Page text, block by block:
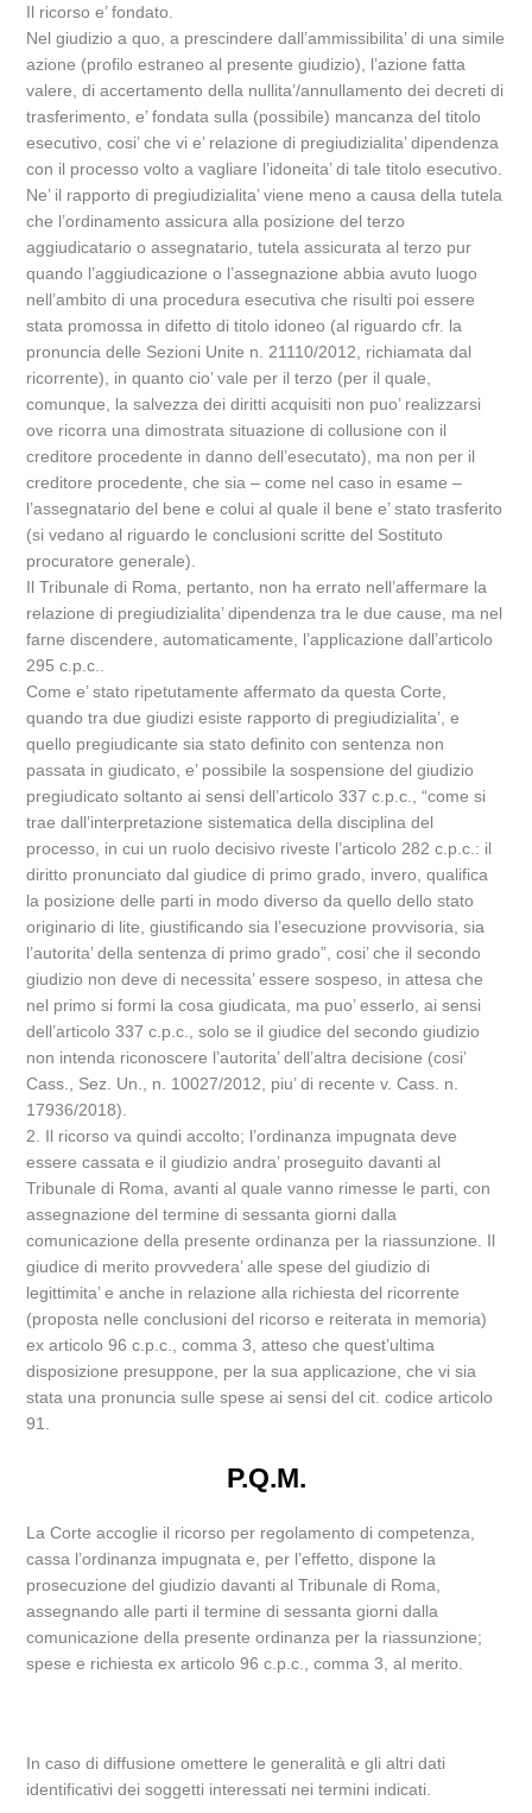
Il ricorso e’ fondato.
Nel giudizio a quo, a prescindere dall’ammissibilita’ di una simile
azione (profilo estraneo al presente giudizio), l’azione fatta
valere, di accertamento della nullita’/annullamento dei decreti di
trasferimento, e’ fondata sulla (possibile) mancanza del titolo
esecutivo, cosi’ che vi e’ relazione di pregiudizialita’ dipendenza
con il processo volto a vagliare l’idoneita’ di tale titolo esecutivo.
Ne’ il rapporto di pregiudizialita’ viene meno a causa della tutela
che l’ordinamento assicura alla posizione del terzo
aggiudicatario o assegnatario, tutela assicurata al terzo pur
quando l’aggiudicazione o l’assegnazione abbia avuto luogo
nell’ambito di una procedura esecutiva che risulti poi essere
stata promossa in difetto di titolo idoneo (al riguardo cfr. la
pronuncia delle Sezioni Unite n. 21110/2012, richiamata dal
ricorrente), in quanto cio’ vale per il terzo (per il quale,
comunque, la salvezza dei diritti acquisiti non puo’ realizzarsi
ove ricorra una dimostrata situazione di collusione con il
creditore procedente in danno dell’esecutato), ma non per il
creditore procedente, che sia – come nel caso in esame –
l’assegnatario del bene e colui al quale il bene e’ stato trasferito
(si vedano al riguardo le conclusioni scritte del Sostituto
procuratore generale).
Il Tribunale di Roma, pertanto, non ha errato nell’affermare la
relazione di pregiudizialita’ dipendenza tra le due cause, ma nel
farne discendere, automaticamente, l’applicazione dall’articolo
295 c.p.c..
Come e’ stato ripetutamente affermato da questa Corte,
quando tra due giudizi esiste rapporto di pregiudizialita’, e
quello pregiudicante sia stato definito con sentenza non
passata in giudicato, e’ possibile la sospensione del giudizio
pregiudicato soltanto ai sensi dell’articolo 337 c.p.c., “come si
trae dall’interpretazione sistematica della disciplina del
processo, in cui un ruolo decisivo riveste l’articolo 282 c.p.c.: il
diritto pronunciato dal giudice di primo grado, invero, qualifica
la posizione delle parti in modo diverso da quello dello stato
originario di lite, giustificando sia l’esecuzione provvisoria, sia
l’autorita’ della sentenza di primo grado”, cosi’ che il secondo
giudizio non deve di necessita’ essere sospeso, in attesa che
nel primo si formi la cosa giudicata, ma puo’ esserlo, ai sensi
dell’articolo 337 c.p.c., solo se il giudice del secondo giudizio
non intenda riconoscere l’autorita’ dell’altra decisione (cosi’
Cass., Sez. Un., n. 10027/2012, piu’ di recente v. Cass. n.
17936/2018).
2. Il ricorso va quindi accolto; l’ordinanza impugnata deve
essere cassata e il giudizio andra’ proseguito davanti al
Tribunale di Roma, avanti al quale vanno rimesse le parti, con
assegnazione del termine di sessanta giorni dalla
comunicazione della presente ordinanza per la riassunzione. Il
giudice di merito provvedera’ alle spese del giudizio di
legittimita’ e anche in relazione alla richiesta del ricorrente
(proposta nelle conclusioni del ricorso e reiterata in memoria)
ex articolo 96 c.p.c., comma 3, atteso che quest’ultima
disposizione presuppone, per la sua applicazione, che vi sia
stata una pronuncia sulle spese ai sensi del cit. codice articolo
91.
P.Q.M.
La Corte accoglie il ricorso per regolamento di competenza,
cassa l’ordinanza impugnata e, per l’effetto, dispone la
prosecuzione del giudizio davanti al Tribunale di Roma,
assegnando alle parti il termine di sessanta giorni dalla
comunicazione della presente ordinanza per la riassunzione;
spese e richiesta ex articolo 96 c.p.c., comma 3, al merito.
In caso di diffusione omettere le generalità e gli altri dati
identificativi dei soggetti interessati nei termini indicati.